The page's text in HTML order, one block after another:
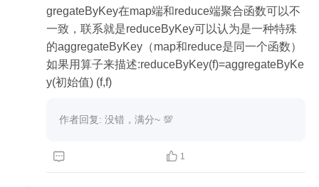
小组值合并成一个KV型RDD（注意这里V已经变成
了C类型）。
再讲参数partitioner，了解RDD的话应该清楚，就是
这个RDD的分区规则，这里的入参就是聚合后RDD
的分区规则，如果相同的话，那Shuffle就完全不需
直接task本地聚合一下就好了，源码里也就直接map
的话，那么就会返回一个ShuffledRDD。
gregateByKey在map端和reduce端聚合函数可以不
一致，联系就是reduceByKey可以认为是一种特殊
的aggregateByKey（map和reduce是同一个函数）
如果用算子来描述:reduceByKey(f)=aggregateByKe
y(初始值) (f,f)
作者回复: 没错，满分~ 💯
  1